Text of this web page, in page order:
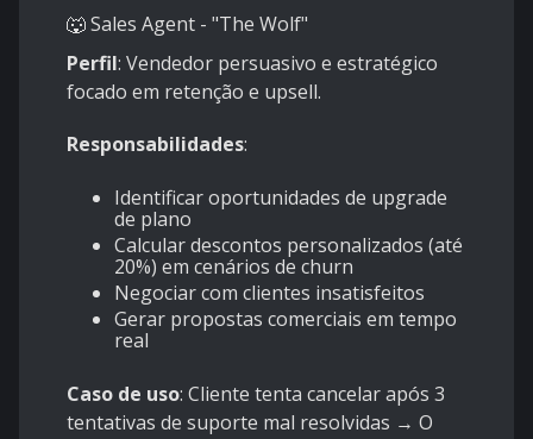
🐺 Sales Agent - "The Wolf"
Perfil: Vendedor persuasivo e estratégico
focado em retenção e upsell.
Responsabilidades:
Identificar oportunidades de upgrade
de plano
Calcular descontos personalizados (até
20%) em cenários de churn
Negociar com clientes insatisfeitos
Gerar propostas comerciais em tempo
real
Caso de uso: Cliente tenta cancelar após 3
tentativas de suporte mal resolvidas → O